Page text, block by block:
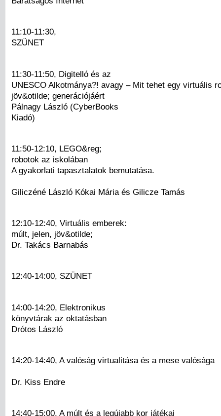
11:10-11:30,
SZÜNET
11:30-11:50, Digitelló és az
UNESCO Alkotmánya?! avagy – Mit tehet egy virtuális
jöv&otilde; generációjáért
Pálnagy László (CyberBooks
Kiadó)
11:50-12:10, LEGO&reg;
robotok az iskolában
A gyakorlati tapasztalatok bemutatása.
Giliczéné László Kókai Mária és Gilicze Tamás
12:10-12:40, Virtuális emberek:
múlt, jelen, jöv&otilde;
Dr. Takács Barnabás
12:40-14:00, SZÜNET
14:00-14:20, Elektronikus
könyvtárak az oktatásban
Drótos László
14:20-14:40, A valóság virtualitása és a mese valósága
Dr. Kiss Endre
14:40-15:00, A múlt és a legújabb kor játékai